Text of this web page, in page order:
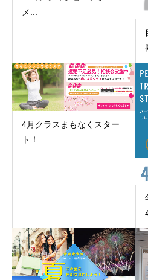
メ...
4月クラスまもなくスター
ト！